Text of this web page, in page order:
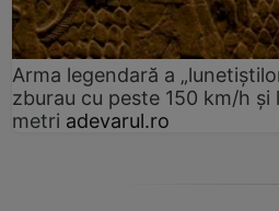
Arma legendară a
zburau cu peste 150 km/h și
metri adevarul.ro